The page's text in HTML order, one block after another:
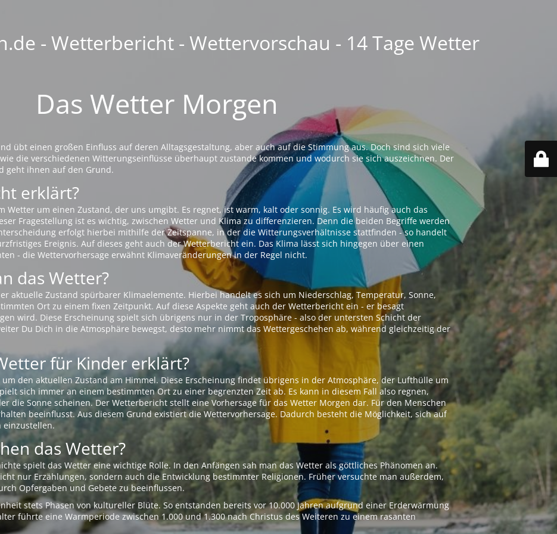
- Wetterbericht - Wettervorschau - 14 Tage Wetter
Das Wetter Morgen
übt einen großen Einfluss auf deren Alltagsgestaltung, aber auch auf die Stimmung aus. Doch sind sich viele
die verschiedenen Witterungseinflüsse überhaupt zustande kommen und wodurch sie sich auszeichnen. Der
geht ihnen auf den Grund.
erklärt?
Wetter um einen Zustand, der uns umgibt. Es regnet, ist warm, kalt oder sonnig. Es wird häufig auch das
Fragestellung ist es wichtig, zwischen Wetter und Klima zu differenzieren. Denn die beiden Begriffe werden
erfolgt hierbei mithilfe der Zeitspanne, in der die Witterungsverhältnisse stattfinden - so handelt
Ereignis. Auf dieses geht auch der Wetterbericht ein. Das Klima lässt sich hingegen über einen
- die Wettervorhersage erwähnt Klimaveränderungen in der Regel nicht.
das Wetter?
aktuelle Zustand spürbarer Klimaelemente. Hierbei handelt es sich um Niederschlag, Temperatur, Sonne,
Ort zu einem fixen Zeitpunkt. Auf diese Aspekte geht auch der Wetterbericht ein - er besagt
wird. Diese Erscheinung spielt sich übrigens nur in der Troposphäre - also der untersten Schicht der
Du Dich in die Atmosphäre bewegst, desto mehr nimmt das Wettergeschehen ab, während gleichzeitig der
für Kinder erklärt?
den aktuellen Zustand am Himmel. Diese Erscheinung findet übrigens in der Atmosphäre, der Lufthülle um
sich immer an einem bestimmten Ort zu einer begrenzten Zeit ab. Es kann in diesem Fall also regnen,
die Sonne scheinen. Der Wetterbericht stellt eine Vorhersage für das Wetter Morgen dar. Für den Menschen
beeinflusst. Aus diesem Grund existiert die Wettervorhersage. Dadurch besteht die Möglichkeit, sich auf
einzustellen.
das Wetter?
spielt das Wetter eine wichtige Rolle. In den Anfängen sah man das Wetter als göttliches Phänomen an.
nur Erzählungen, sondern auch die Entwicklung bestimmter Religionen. Früher versuchte man außerdem,
Opfergaben und Gebete zu beeinflussen.
stets Phasen von kultureller Blüte. So entstanden bereits vor 10.000 Jahren aufgrund einer Erderwärmung
führte eine Warmperiode zwischen 1.000 und 1.300 nach Christus des Weiteren zu einem rasanten